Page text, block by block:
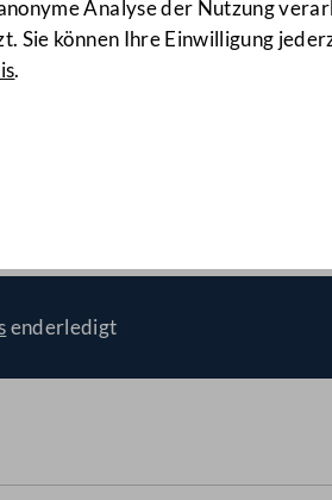
Analyse der Nutzung
Sie können Ihre Einwilligung
.
die
für die
enderledigt